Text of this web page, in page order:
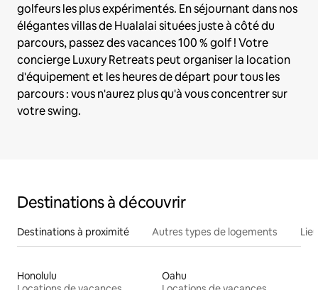
golfeurs les plus expérimentés. En séjournant dans nos
élégantes villas de Hualalai situées juste à côté du
parcours, passez des vacances 100 % golf ! Votre
concierge Luxury Retreats peut organiser la location
d'équipement et les heures de départ pour tous les
parcours : vous n'aurez plus qu'à vous concentrer sur
votre swing.
Destinations à découvrir
Destinations à proximité Autres types de logements
Honolulu
Oahu